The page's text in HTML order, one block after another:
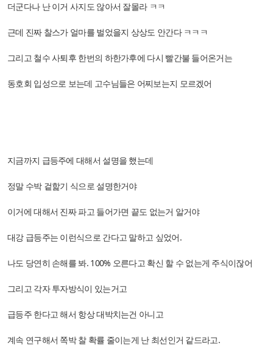
더군다나 난 이거 사지도 않아서 잘몰라 ㅋㅋ
근데 진짜 찰스가 얼마를 벌었을지 상상도 안간다 ㅋㅋㅋ
그리고 철수 사퇴후 한번의 하한가후에 다시 빨간불 들어온거는
동호회 입성으로 보는데 고수님들은 어찌보는지 모르겠어
지금까지 급등주에 대해서 설명을 했는데
정말 수박 겉핥기 식으로 설명한거야
이거에 대해서 진짜 파고 들어가면 끝도 없는거 알거야
대강 급등주는 이런식으로 간다고 말하고 싶었어.
나도 당연히 손해를 봐. 100% 오른다고 확신 할 수 없는게 주식이잖어
그리고 각자 투자방식이 있는거고
급등주 한다고 해서 항상 대박치는건 아니고
계속 연구해서 쪽박 찰 확률 줄이는게 난 최선인거 같드라고.